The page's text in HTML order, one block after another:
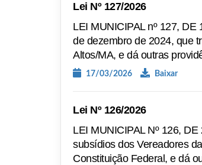
Lei Nº 127/2026
LEI MUNICIPAL nº 127,
de dezembro de 2024, que
Altos/MA, e dá outras
17/03/2026 Baixar
Lei Nº 126/2026
LEI MUNICIPAL Nº 126,
subsídios dos Vereadores
Constituição Federal, e dá